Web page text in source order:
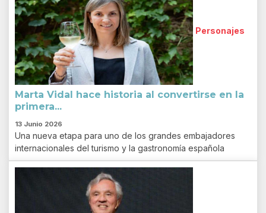
Personajes
Marta Vidal hace historia al convertirse en la
primera...
13 Junio 2026
Una nueva etapa para uno de los grandes embajadores
internacionales del turismo y la gastronomía española